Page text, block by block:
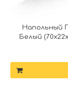
Напольный
Белый